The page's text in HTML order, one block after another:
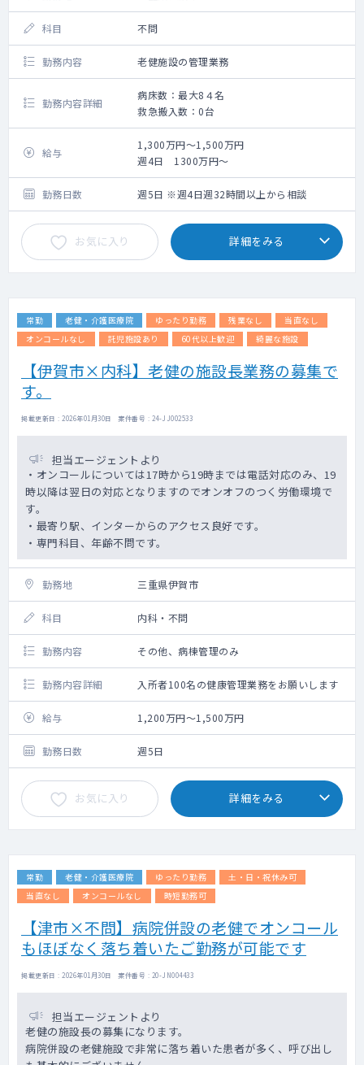
科目 不問
勤務内容 老健施設の管理業務
勤務内容詳細
病床数：最大8４名
救急搬入数：0台
給与
1,300万円～1,500万円
週4日 1300万円～
勤務日数 週5日 ※週4日週32時間以上から相談
お気に入り 詳細をみる
常勤 老健・介護医療院 ゆったり勤務 残業なし
当直なし
オンコールなし
託児施設あり 60代以上歓迎 綺麗な施設
【伊賀市×内科】老健の施設長業務の募集で
す。
掲載更新日 : 2026年01月30日 案件番号 : 24-JJ002533
担当エージェントより
・オンコールについては17時から19時までは電話対応のみ、19
時以降は翌日の対応となりますのでオンオフのつく労働環境で
す。
・最寄り駅、インターからのアクセス良好です。
・専門科目、年齢不問です。
勤務地 三重県伊賀市
科目 内科・不問
勤務内容 その他、病棟管理のみ
勤務内容詳細 入所者100名の健康管理業務をお願いします
給与 1,200万円～1,500万円
勤務日数 週5日
お気に入り 詳細をみる
常勤 老健・介護医療院 ゆったり勤務
土・日・祝休み可
当直なし
オンコールなし 時短勤務可
【津市×不問】病院併設の老健でオンコール
もほぼなく落ち着いたご勤務が可能です
掲載更新日 : 2026年01月30日 案件番号 : 20-JN004433
担当エージェントより
老健の施設長の募集になります。
病院併設の老健施設で非常に落ち着いた患者が多く、呼び出し